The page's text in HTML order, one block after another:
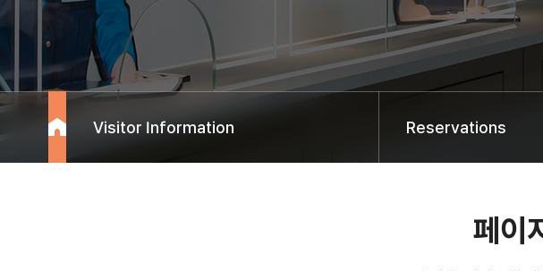
Visitor Information Reservations
페이